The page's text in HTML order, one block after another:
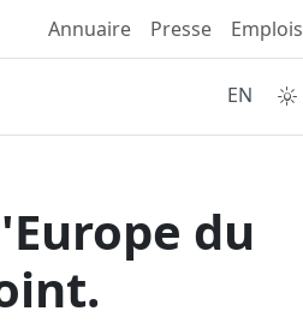
Annuaire Presse Emplois
EN
du